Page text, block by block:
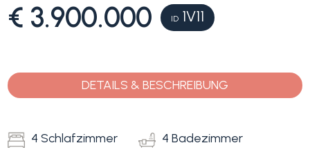
€ 3.900.000 ID 1V11
DETAILS & BESCHREIBUNG
4 Schlafzimmer 4 Badezimmer
Favoriten
Wohnimmobilien
Preis